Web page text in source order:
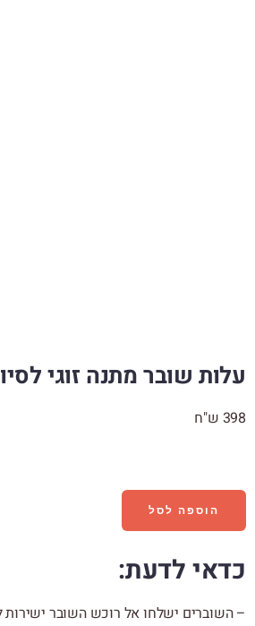
עלות שובר מתנה זוגי
398 ש"ח
הוספה לסל
כדאי לדעת:
– השוברים ישלחו אל רוכש השובר ישירות